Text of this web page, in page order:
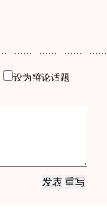
设为辩论话题